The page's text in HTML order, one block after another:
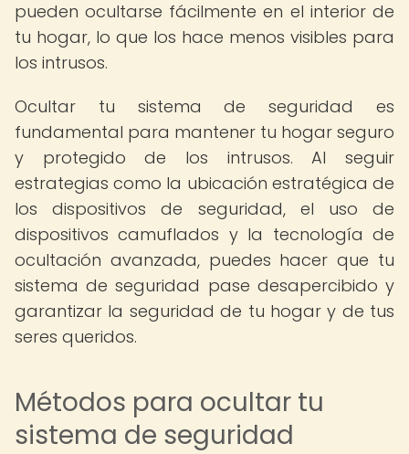
pueden ocultarse fácilmente en el interior de
tu hogar, lo que los hace menos visibles para
los intrusos.
Ocultar tu sistema de seguridad es
fundamental para mantener tu hogar seguro
y protegido de los intrusos. Al seguir
estrategias como la ubicación estratégica de
los dispositivos de seguridad, el uso de
dispositivos camuflados y la tecnología de
ocultación avanzada, puedes hacer que tu
sistema de seguridad pase desapercibido y
garantizar la seguridad de tu hogar y de tus
seres queridos.
Métodos para ocultar tu
sistema de seguridad